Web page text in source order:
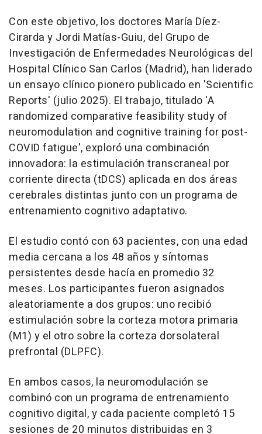
Con este objetivo, los doctores María Díez-
Cirarda y Jordi Matías-Guiu, del Grupo de
Investigación de Enfermedades Neurológicas del
Hospital Clínico San Carlos (Madrid), han liderado
un ensayo clínico pionero publicado en 'Scientific
Reports' (julio 2025). El trabajo, titulado 'A
randomized comparative feasibility study of
neuromodulation and cognitive training for post-
COVID fatigue', exploró una combinación
innovadora: la estimulación transcraneal por
corriente directa (tDCS) aplicada en dos áreas
cerebrales distintas junto con un programa de
entrenamiento cognitivo adaptativo.
El estudio contó con 63 pacientes, con una edad
media cercana a los 48 años y síntomas
persistentes desde hacía en promedio 32
meses. Los participantes fueron asignados
aleatoriamente a dos grupos: uno recibió
estimulación sobre la corteza motora primaria
(M1) y el otro sobre la corteza dorsolateral
prefrontal (DLPFC).
En ambos casos, la neuromodulación se
combinó con un programa de entrenamiento
cognitivo digital, y cada paciente completó 15
sesiones de 20 minutos distribuidas en 3